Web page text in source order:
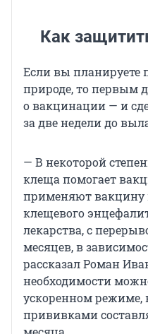
Как
Если вы планируете
природе, то первым
о вакцинации — и
за две недели до
— В некоторой
клеща помогает
применяют вакцину
клещевого
лекарства, с
месяцев, в
рассказал Роман
необходимости
ускоренном режиме,
прививками